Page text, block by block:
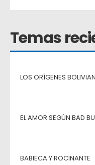
Temas
LOS ORÍGENES
EL AMOR SEGÚN BAD
BABIECA Y ROCINANTE